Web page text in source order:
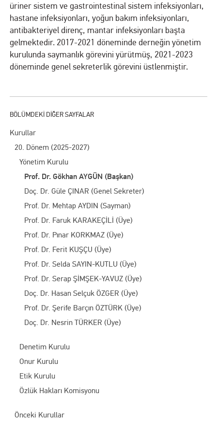
Kurullar
20. Dönem (2025-2027)
Yönetim Kurulu
Prof. Dr. Gökhan AYGÜN (Başkan)
Doç. Dr. Güle ÇINAR (Genel Sekreter)
Prof. Dr. Mehtap AYDIN (Sayman)
Prof. Dr. Faruk KARAKEÇİLİ (Üye)
Prof. Dr. Pınar KORKMAZ (Üye)
Prof. Dr. Ferit KUŞÇU (Üye)
Prof. Dr. Selda SAYIN-KUTLU (Üye)
Prof. Dr. Serap ŞİMŞEK-YAVUZ (Üye)
Doç. Dr. Hasan Selçuk ÖZGER (Üye)
Prof. Dr. Şerife Barçın ÖZTÜRK (Üye)
Doç. Dr. Nesrin TÜRKER (Üye)
Denetim Kurulu
Onur Kurulu
Etik Kurulu
Özlük Hakları Komisyonu
Önceki Kurullar
üriner sistem ve gastrointestinal sistem infeksiyonları,
hastane infeksiyonları, yoğun bakım infeksiyonları,
antibakteriyel direnç, mantar infeksiyonları başta
gelmektedir. 2017-2021 döneminde derneğin yönetim
kurulunda saymanlık görevini yürütmüş, 2021-2023
döneminde genel sekreterlik görevini üstlenmiştir.